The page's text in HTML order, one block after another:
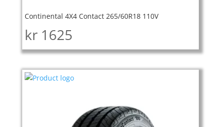
Continental 4X4 Contact 265/60R18 110V
kr 1625